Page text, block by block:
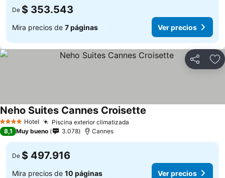
De $ 353.543
Mira precios de 7 páginas Ver precios
Compartir
4 EstrellasHotel Piscina exterior climatizada
Neho Suites Cannes Croisette
8,1 Muy bueno 3.078 Cannes
De $ 497.916
Mira precios de 10 páginas Ver precios